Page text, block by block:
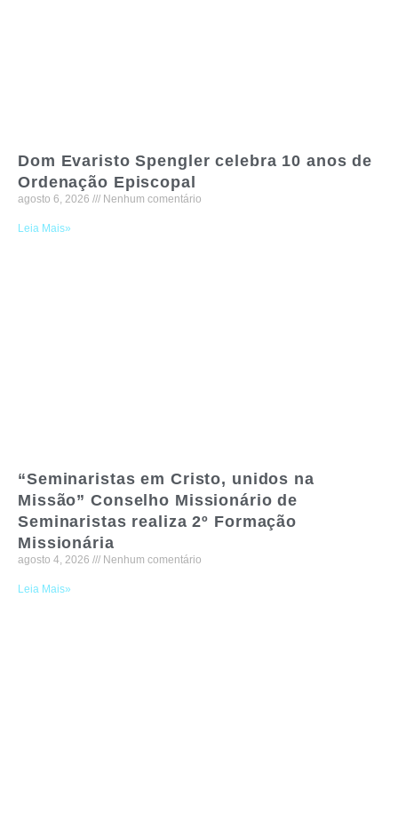
Dom Evaristo Spengler celebra 10 anos de
Ordenação Episcopal
agosto 6, 2026 Nenhum comentário
Leia Mais»
“Seminaristas em Cristo, unidos na
Missão” Conselho Missionário de
Seminaristas realiza 2º Formação
Missionária
agosto 4, 2026 Nenhum comentário
Leia Mais»